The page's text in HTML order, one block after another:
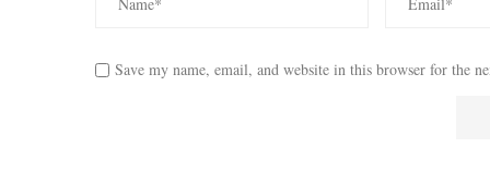
Save my name, email, and website in this browser for the